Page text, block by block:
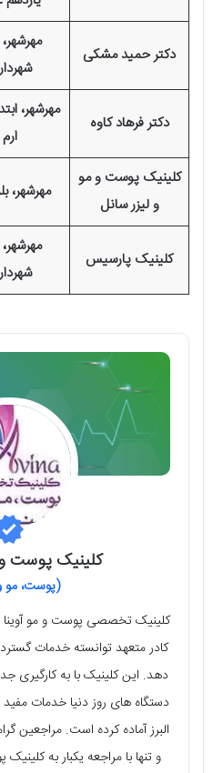
دکتر حمید مشکی
مهرشهر،
دکتر فرهاد کاوه
مهرشهر،
ارم
کلینیک پوست و مو
و لیزر سانل
مهرشهر،
کلینیک پارسیس
مهرشهر،
کلینیک پوست و
(پوست، مو
کلینیک تخصصی پوست و مو
کادر متعهد توانسته خدمات
دهد. این کلینیک با به کارگیری
دستگاه های روز دنیا خدمات
البرز آماده کرده است. مراجعین
و تنها با مراجعه یکبار به